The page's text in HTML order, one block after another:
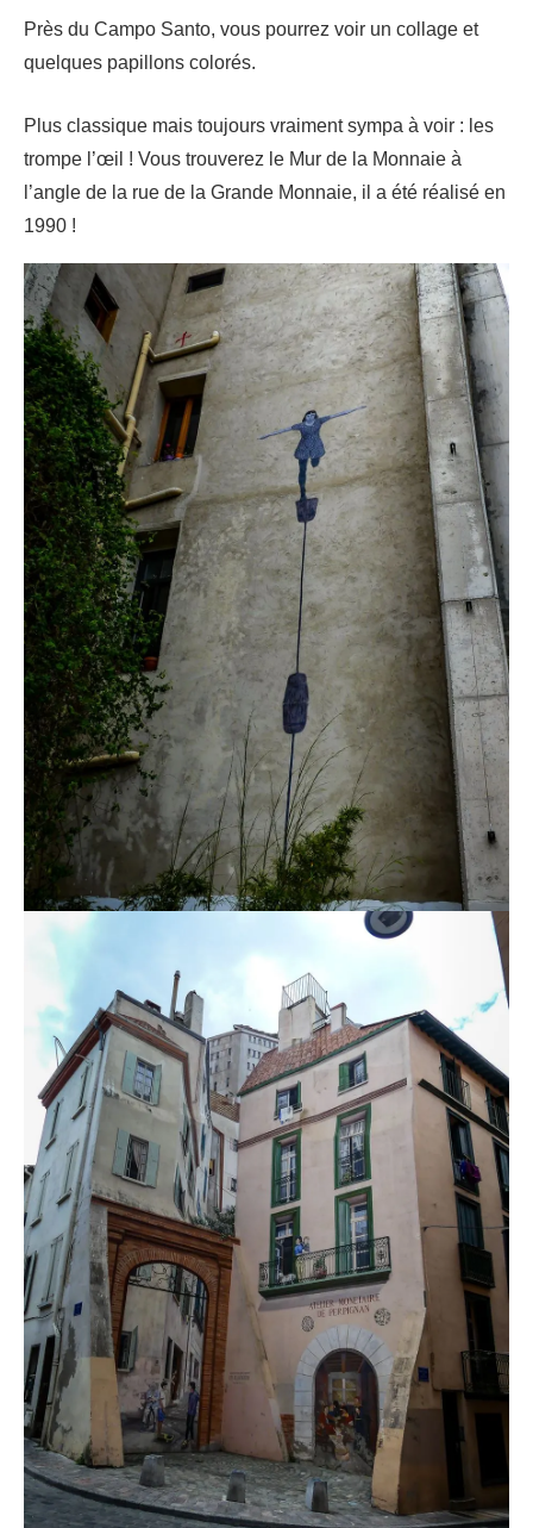
Près du Campo Santo, vous pourrez voir un collage et
quelques papillons colorés.
Plus classique mais toujours vraiment sympa à voir : les
trompe l’œil ! Vous trouverez le Mur de la Monnaie à
l’angle de la rue de la Grande Monnaie, il a été réalisé en
1990 !